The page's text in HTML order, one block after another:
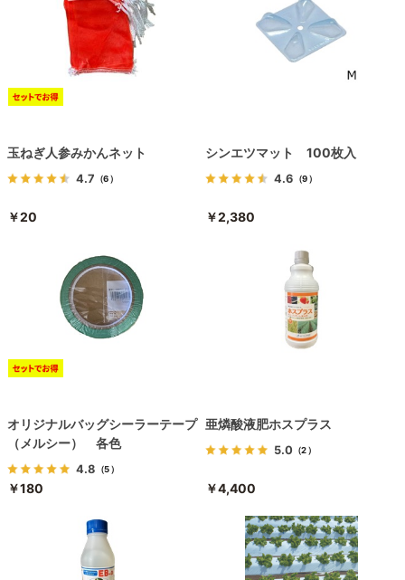
玉ねぎ人参みかんネット
4.7 （6）
￥20
シンエツマット 100枚入
4.6 （9）
￥2,380
オリジナルバッグシーラーテープ
（メルシー） 各色
4.8 （5）
￥180
亜燐酸液肥ホスプラス
5.0 （2）
￥4,400